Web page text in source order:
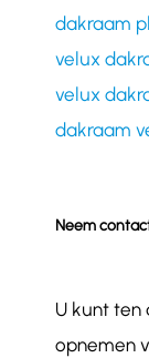
dakraam
velux
velux
dakraam
Neem
U kunt ten
opnemen